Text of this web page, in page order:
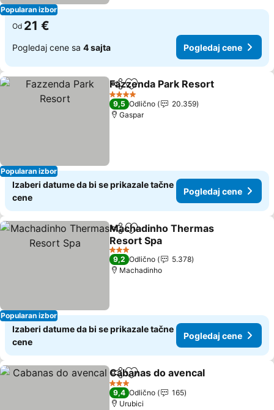
Popularan izbor
Od 21 €
Pogledaj cene sa 4 sajta Pogledaj cene
Popularan izbor
Deli Dodati u favorite
Fazzenda Park Resort
4 Zvezdice
9,5 Odlično
20.359
Gaspar
Izaberi datume da bi se prikazale tačne
cene
Pogledaj cene
Popularan izbor
Deli Dodati u favorite
Machadinho Thermas
Resort Spa
Pogledaj cene
3 Zvezdice
9,2 Odlično
5.378
Machadinho
Izaberi datume da bi se prikazale tačne
cene
Pogledaj cene
Deli Dodati u favorite
Cabanas do avencal
3 Zvezdice
9,4 Odlično
165
Urubici